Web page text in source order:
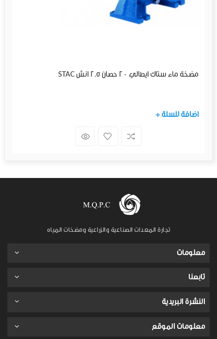
مضخة ماء ستاك ايطالي 20 حصان 2.5 انش STAC
+ اضافة للسلة
تجارة المعدات الصناعية والزراعية ومضخات المياه
معلومات
تابعنا
النشرة البريدية
معلومات الموقع